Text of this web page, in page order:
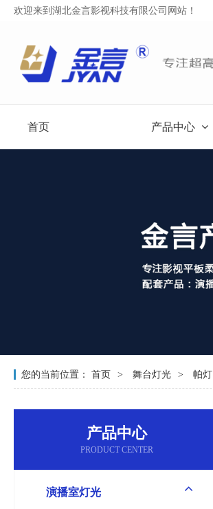
欢迎来到湖北金言影视科技有限公司网站！
首页 产品中心
您的当前位置： 首页 舞台灯光 帕灯
产品中心
PRODUCT CENTER
演播室灯光